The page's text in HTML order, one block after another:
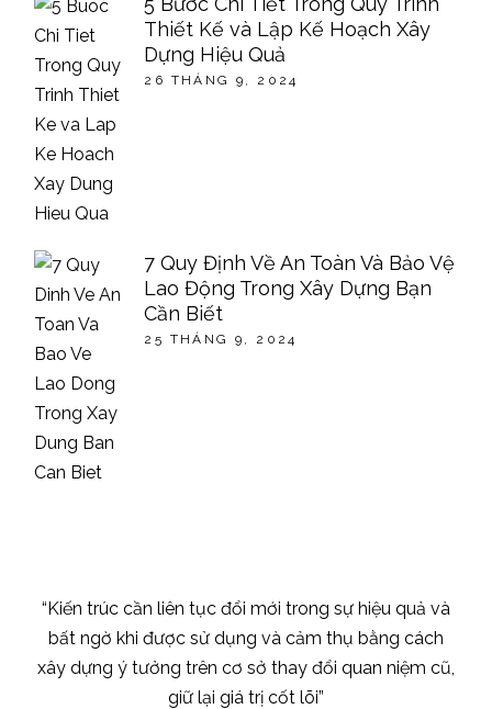
Thiết Kế và Lập Kế Hoạch Xây
Dựng Hiệu Quả
26 THÁNG 9, 2024
7 Quy Định Về An Toàn Và Bảo Vệ
Lao Động Trong Xây Dựng Bạn
Cần Biết
25 THÁNG 9, 2024
“Kiến trúc cần liên tục đổi mới trong sự hiệu quả và
bất ngờ khi được sử dụng và cảm thụ bằng cách
xây dựng ý tưởng trên cơ sở thay đổi quan niệm cũ,
giữ lại giá trị cốt lõi”